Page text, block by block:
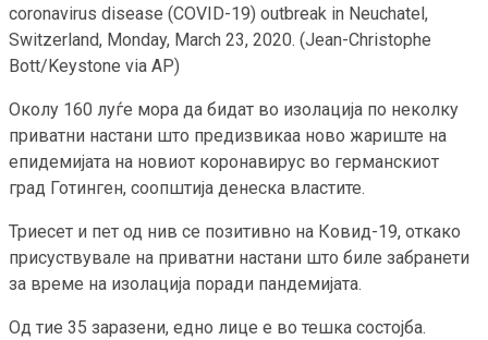
coronavirus disease (COVID-19) outbreak in Neuchatel,
Switzerland, Monday, March 23, 2020. (Jean-Christophe
Bott/Keystone via AP)
Околу 160 луѓе мора да бидат во изолација по неколку
приватни настани што предизвикаа ново жариште на
епидемијата на новиот коронавирус во германскиот
град Готинген, соопштија денеска властите.
Триесет и пет од нив се позитивно на Ковид-19, откако
присуствувале на приватни настани што биле забранети
за време на изолација поради пандемијата.
Од тие 35 заразени, едно лице е во тешка состојба.